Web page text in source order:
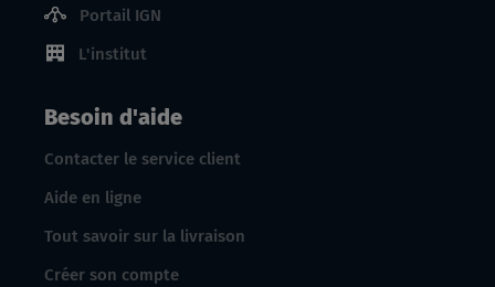
Portail IGN
L'institut
Besoin d'aide
Contacter le service client
Aide en ligne
Tout savoir sur la livraison
Créer son compte